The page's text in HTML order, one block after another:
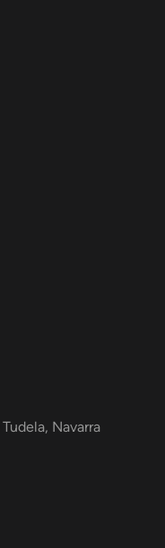
Tudela, Navarra